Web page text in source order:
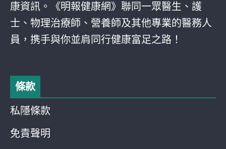
康資訊。《明報健康網》聯同一眾醫生、護
士、物理治療師、營養師及其他專業的醫務人
員，携手與你並肩同行健康富足之路！
條款
私隱條款
免責聲明